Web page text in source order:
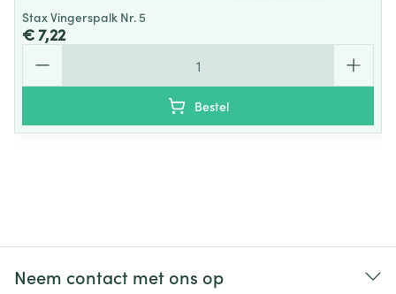
Stax Vingerspalk Nr. 5
€ 7,22
Bestel
Neem contact met ons op